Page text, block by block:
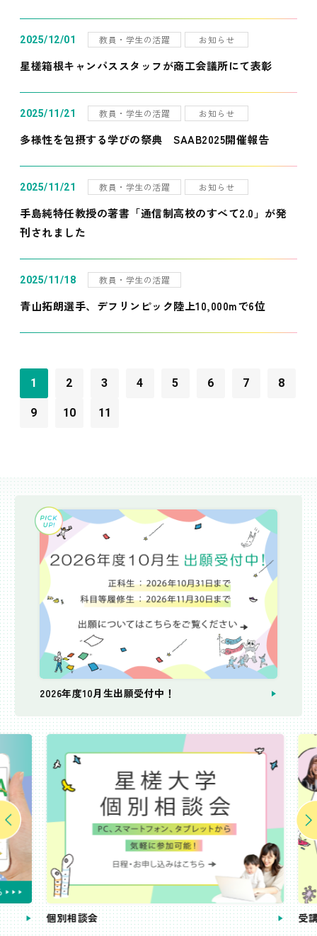
2025/12/01 教員・学生の活躍 お知らせ
星槎箱根キャンパススタッフが商工会議所にて表彰
2025/11/21 教員・学生の活躍 お知らせ
多様性を包摂する学びの祭典 SAAB2025開催報告
2025/11/21 教員・学生の活躍 お知らせ
手島純特任教授の著書「通信制高校のすべて2.0」が発
刊されました
2025/11/18 教員・学生の活躍
青山拓朗選手、デフリンピック陸上10,000mで6位
1 2 3 4 5 6 7 8
9 10 11
2026年度10月生出願受付中！
個別相談会 受講